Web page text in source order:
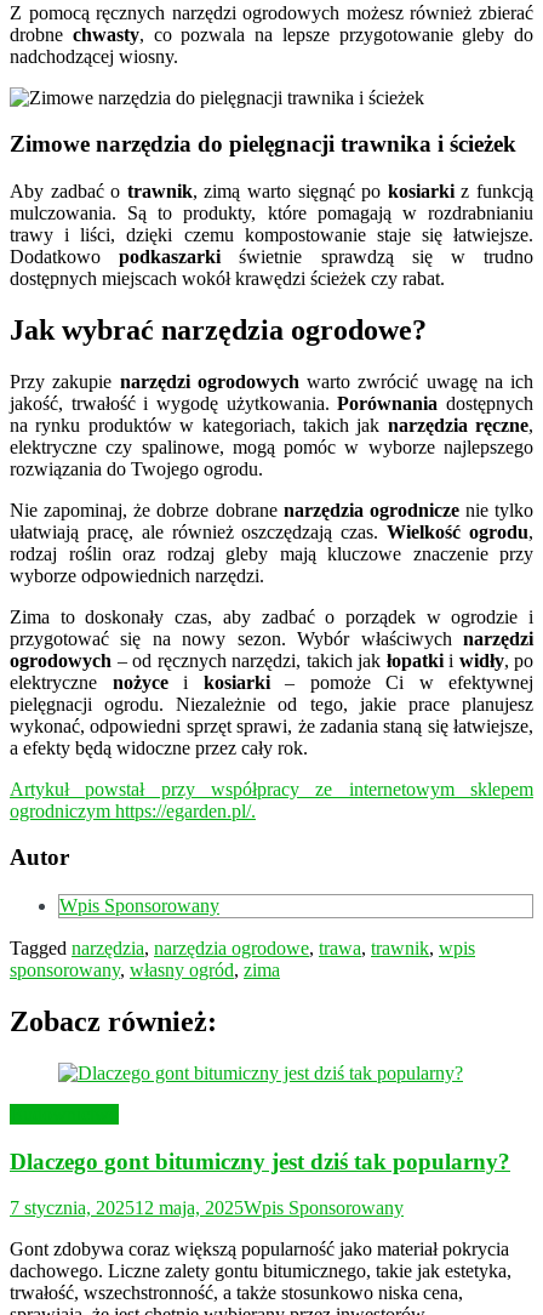
Z pomocą ręcznych narzędzi ogrodowych możesz również zbierać
drobne chwasty, co pozwala na lepsze przygotowanie gleby do
nadchodzącej wiosny.
Zimowe narzędzia do pielęgnacji trawnika i ścieżek
Aby zadbać o trawnik, zimą warto sięgnąć po kosiarkiz funkcją
mulczowania. Są to produkty, które pomagają w rozdrabnianiu
trawy i liści, dzięki czemu kompostowanie staje się łatwiejsze.
Dodatkowopodkaszarki świetnie sprawdzą się w trudno
dostępnych miejscach wokół krawędzi ścieżek czy rabat.
Jak wybrać narzędzia ogrodowe?
Przy zakupie narzędzi ogrodowych warto zwrócić uwagę na ich
jakość, trwałość i wygodę użytkowania.Porównania dostępnych
na rynku produktów w kategoriach, takich jak narzędzia ręczne,
elektryczne czy spalinowe, mogą pomóc w wyborze najlepszego
rozwiązania do Twojego ogrodu.
Nie zapominaj, że dobrze dobrane narzędzia ogrodniczenie tylko
ułatwiają pracę, ale również oszczędzają czas.Wielkość ogrodu,
rodzaj roślin oraz rodzaj gleby mają kluczowe znaczenie przy
wyborze odpowiednich narzędzi.
Zima to doskonały czas, aby zadbać o porządek w ogrodzie i
przygotować się na nowy sezon. Wybór właściwych narzędzi
ogrodowych – od ręcznych narzędzi, takich jak łopatkii widły, po
elektryczne nożycei kosiarki– pomoże Ci w efektywnej
pielęgnacji ogrodu. Niezależnie od tego, jakie prace planujesz
wykonać, odpowiedni sprzęt sprawi, że zadania staną się łatwiejsze,
a efekty będą widoczne przez cały rok.
Artykuł powstał przy współpracy ze internetowym sklepem
ogrodniczym https://egarden.pl/.
Autor
Wpis Sponsorowany
Tagged narzędzia, narzędzia ogrodowe, trawa, trawnik, wpis
sponsorowany, własny ogród, zima
Zobacz również:
Dlaczego gont bitumiczny jest dziś tak popularny?
7 stycznia, 202512 maja, 2025Wpis Sponsorowany
Gont zdobywa coraz większą popularność jako materiał pokrycia
dachowego. Liczne zalety gontu bitumicznego, takie jak estetyka,
trwałość, wszechstronność, a także stosunkowo niska cena,